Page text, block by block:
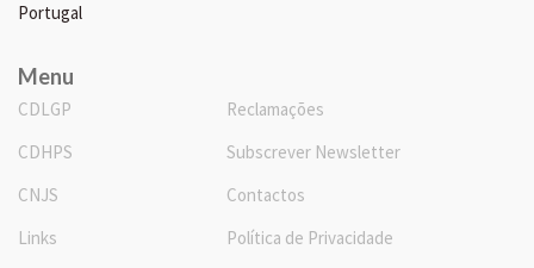
Portugal
Menu
CDLGP
CDHPS
CNJS
Links
Reclamações
Subscrever Newsletter
Contactos
Política de Privacidade